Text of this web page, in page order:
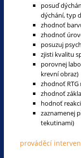
posuď
dýchání, typ
zhodnoť
zhodnoť
posuzuj
zjisti kvalitu
porovnej
krevní obraz)
zhodnoť RTG
zhodnoť
hodnoť
zaznamenej
tekutinami)
prováděcí